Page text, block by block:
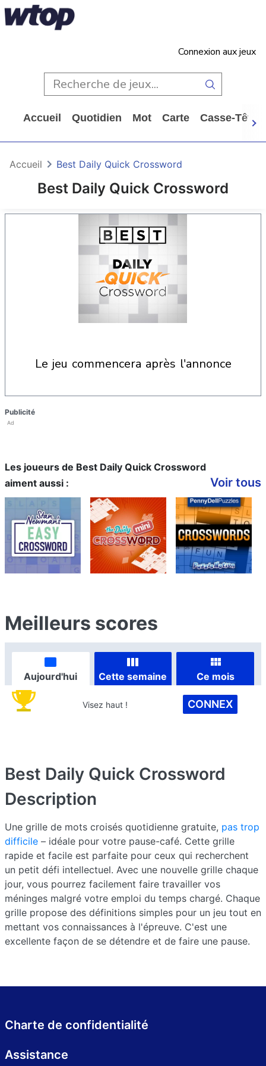
Connexion aux jeux
Accueil Quotidien Mot Carte Casse-Tête
Best Daily Quick Crossword
Accueil Best Daily Quick Crossword
le jeu commencera après l'annonce
Publicité
Ad
Les joueurs de Best Daily Quick Crossword
aiment aussi :
Voir tous
Meilleurs scores
Aujourd'hui Cette semaine Ce mois
Visez haut ! CONNEX
Best Daily Quick Crossword
Description
Une grille de mots croisés quotidienne gratuite, pas trop
difficile – idéale pour votre pause-café. Cette grille
rapide et facile est parfaite pour ceux qui recherchent
un petit défi intellectuel. Avec une nouvelle grille chaque
jour, vous pourrez facilement faire travailler vos
méninges malgré votre emploi du temps chargé. Chaque
grille propose des définitions simples pour un jeu tout en
mettant vos connaissances à l'épreuve. C'est une
excellente façon de se détendre et de faire une pause.
Charte de confidentialité
Assistance